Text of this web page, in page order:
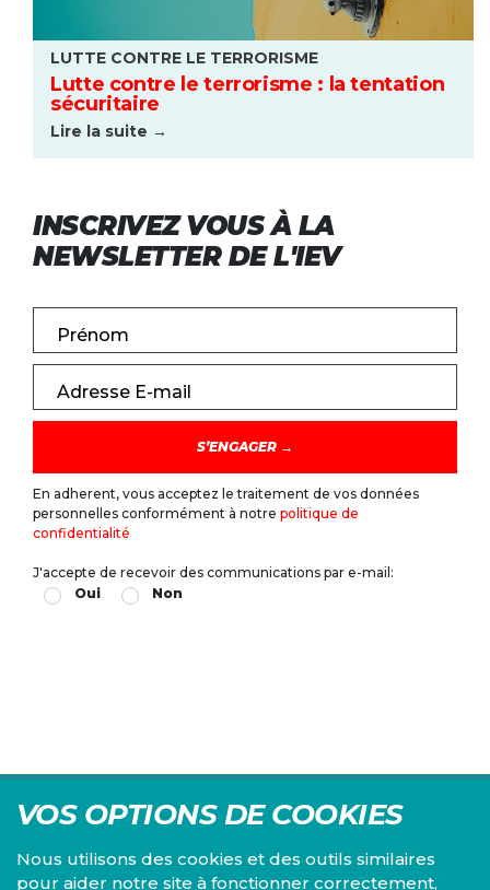
LUTTE CONTRE LE TERRORISME
Lutte contre le terrorisme : la tentation
sécuritaire
Lire la suite →
INSCRIVEZ VOUS À LA
NEWSLETTER DE L'IEV
Prénom
Adresse E-mail
En adherent, vous acceptez le traitement de vos données
personnelles conformément à notre politique de
confidentialité
J'accepte de recevoir des communications par e-mail:
Oui
Non
VOS OPTIONS DE COOKIES
Nous utilisons des cookies et des outils similaires
pour aider notre site à fonctionner correctement,